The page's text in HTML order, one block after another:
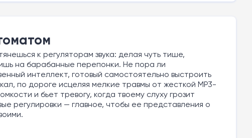
к регуляторам звука: делая чуть тише,
на барабанные перепонки. Не пора ли
интеллект, готовый самостоятельно выстроить
по дороге исцеляя мелкие травмы от жесткой MP3-
и бьет тревогу, когда твоему слуху грозит
регулировки — главное, чтобы ее представления о